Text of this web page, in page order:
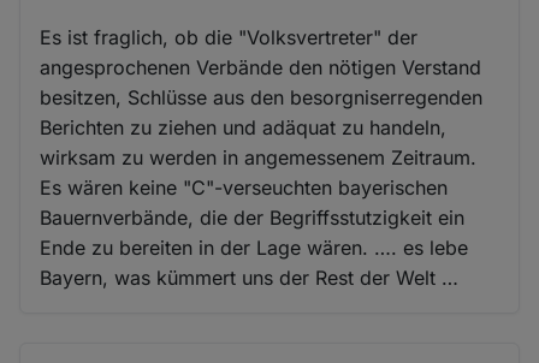
Es ist fraglich, ob die "Volksvertreter" der
angesprochenen Verbände den nötigen Verstand
besitzen, Schlüsse aus den besorgniserregenden
Berichten zu ziehen und adäquat zu handeln,
wirksam zu werden in angemessenem Zeitraum.
Es wären keine "C"-verseuchten bayerischen
Bauernverbände, die der Begriffsstutzigkeit ein
Ende zu bereiten in der Lage wären. …. es lebe
Bayern, was kümmert uns der Rest der Welt …